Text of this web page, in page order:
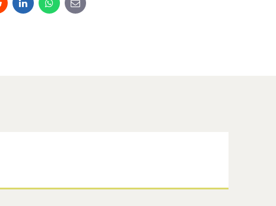
LinkedInWhatsApp
E-mail